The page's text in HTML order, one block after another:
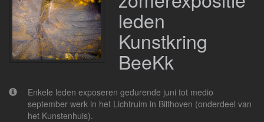
leden
Kunstkring
BeeKk
Enkele leden exposeren gedurende juni tot medio
september werk in het Lichtruim in Bilthoven (onderdeel van
het Kunstenhuis).